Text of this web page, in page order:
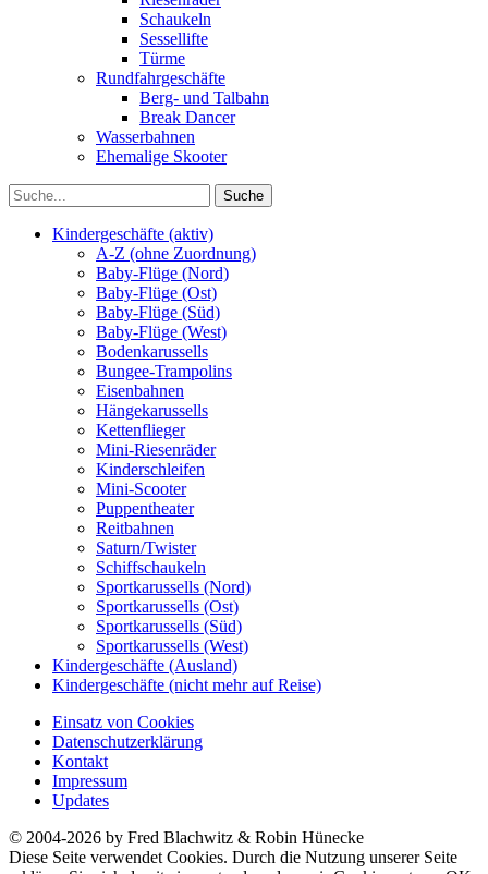
Schaukeln
Sessellifte
Türme
Rundfahrgeschäfte
Berg- und Talbahn
Break Dancer
Wasserbahnen
Ehemalige Skooter
Kindergeschäfte (aktiv)
A-Z (ohne Zuordnung)
Baby-Flüge (Nord)
Baby-Flüge (Ost)
Baby-Flüge (Süd)
Baby-Flüge (West)
Bodenkarussells
Bungee-Trampolins
Eisenbahnen
Hängekarussells
Kettenflieger
Mini-Riesenräder
Kinderschleifen
Mini-Scooter
Puppentheater
Reitbahnen
Saturn/Twister
Schiffschaukeln
Sportkarussells (Nord)
Sportkarussells (Ost)
Sportkarussells (Süd)
Sportkarussells (West)
Kindergeschäfte (Ausland)
Kindergeschäfte (nicht mehr auf Reise)
Einsatz von Cookies
Datenschutzerklärung
Kontakt
Impressum
Updates
© 2004-2026 by Fred Blachwitz & Robin Hünecke
Diese Seite verwendet Cookies. Durch die Nutzung unserer Seite